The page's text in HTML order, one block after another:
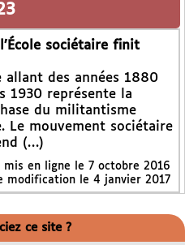
sociétaire finit
allant des années 1880
1930 représente la
du militantisme
Le mouvement sociétaire
(…)
mis en ligne le 7 octobre 2016
modification le 4 janvier 2017
ce site ?